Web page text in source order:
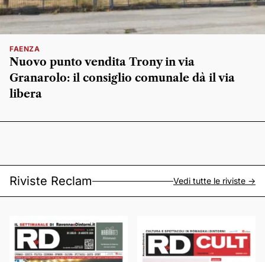
FAENZA
Nuovo punto vendita Trony in via
Granarolo: il consiglio comunale dà il via
libera
Riviste Reclam Vedi tutte le riviste ->